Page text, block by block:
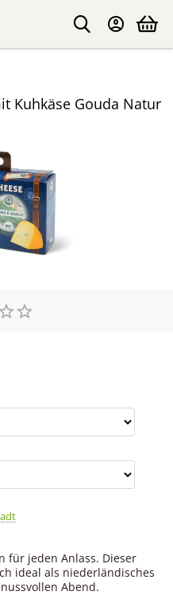
Kuhkäse Gouda Natur
für jeden Anlass. Dieser
ideal als niederländisches
Abend.